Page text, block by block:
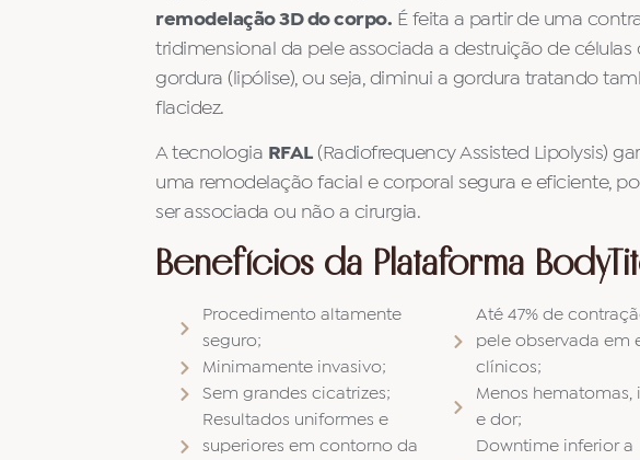
remodelação 3D do corpo. É feita a partir de uma
tridimensional da pele associada a destruição de células
gordura (lipólise), ou seja, diminui a gordura tratando
flacidez.
A tecnologia RFAL(Radiofrequency Assisted Lipolysis)
uma remodelação facial e corporal segura e eficiente,
ser associada ou não a cirurgia.
Benefícios da Plataforma
Procedimento altamente
seguro;
Minimamente invasivo;
Sem grandes cicatrizes;
Resultados uniformes e
superiores em contorno da
Até 47% de
pele observada em
clínicos;
Menos hematomas,
e dor;
Downtime inferior a